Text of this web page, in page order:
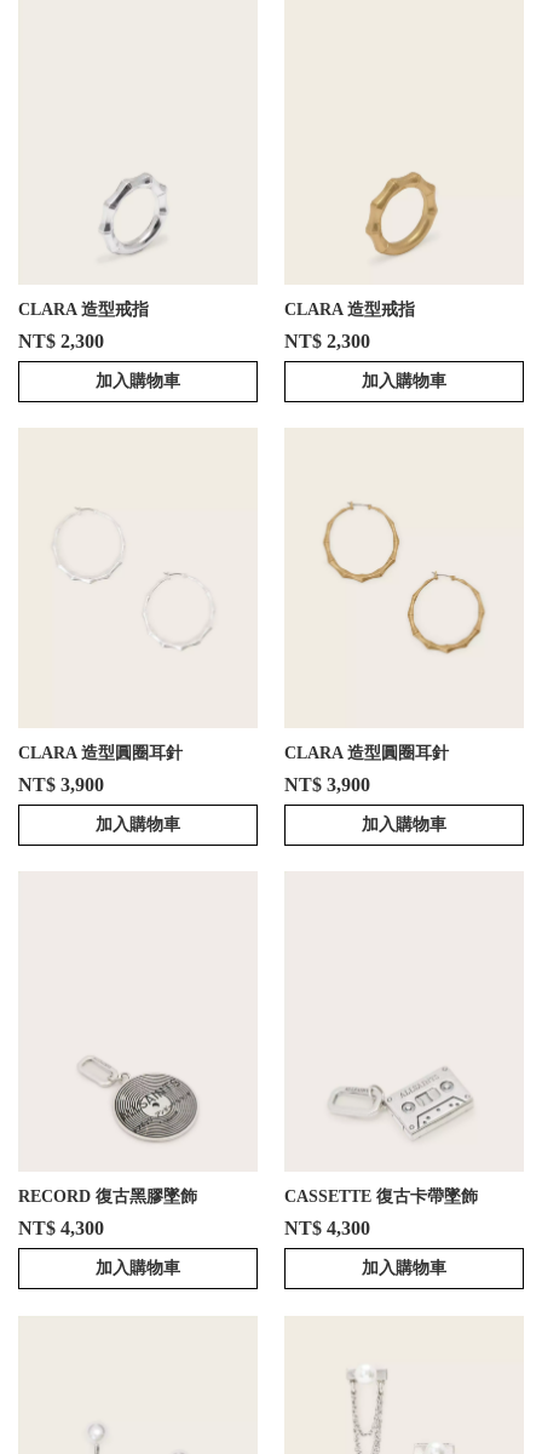
CLARA 造型戒指
NT$ 2,300
加入購物車
CLARA 造型戒指
NT$ 2,300
加入購物車
CLARA 造型圓圈耳針
NT$ 3,900
加入購物車
CLARA 造型圓圈耳針
NT$ 3,900
加入購物車
RECORD 復古黑膠墜飾
NT$ 4,300
加入購物車
CASSETTE 復古卡帶墜飾
NT$ 4,300
加入購物車